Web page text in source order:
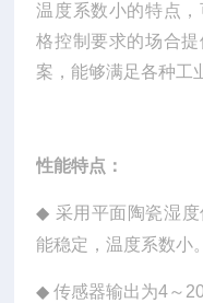
温度系数小的特点
格控制要求的场合
案，能够满足各种工
性能特点：
◆ 采用平面陶瓷湿
能稳定，温度系数小。
◆传感器输出为4～